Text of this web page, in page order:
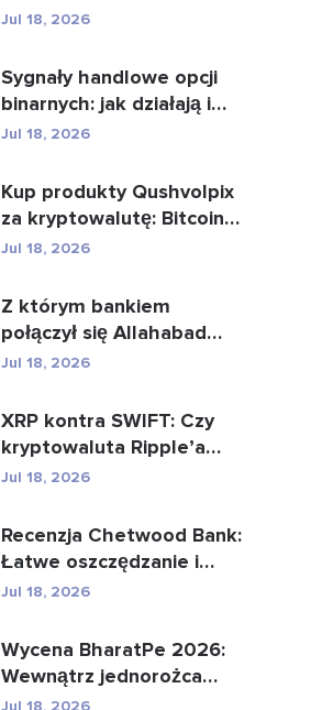
kontraktach i usługach
Jul 18, 2026
Sygnały handlowe opcji
binarnych: jak działają i
jakie niosą z...
Jul 18, 2026
Kup produkty Qushvolpix
za kryptowalutę: Bitcoin,
płatności i i...
Jul 18, 2026
Z którym bankiem
połączył się Allahabad
Bank? Pełna historia...
Jul 18, 2026
XRP kontra SWIFT: Czy
kryptowaluta Ripple’a
może zastąpić glo...
Jul 18, 2026
Recenzja Chetwood Bank:
Łatwe oszczędzanie i
bezpieczna bankowo�...
Jul 18, 2026
Wycena BharatPe 2026:
Wewnątrz jednorożca
fintech o wartości 2,...
Jul 18, 2026